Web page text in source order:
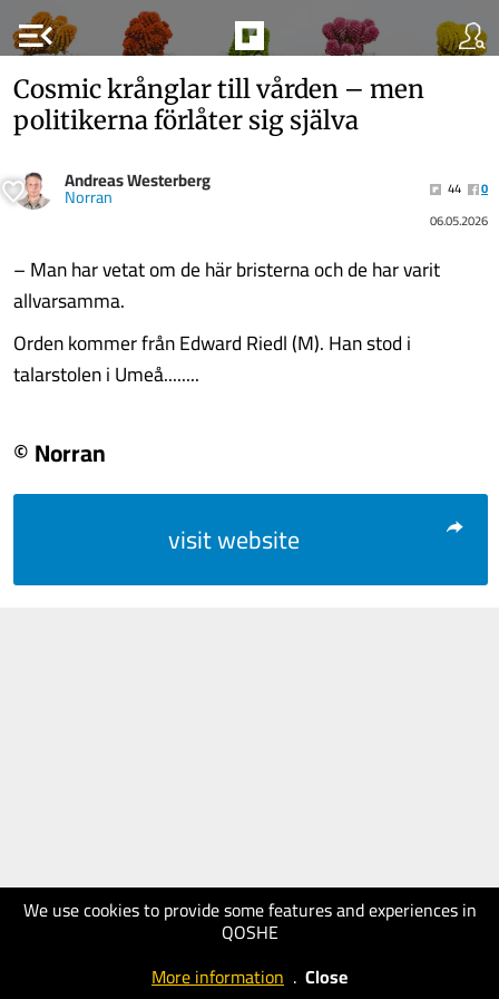
menu_open
We use cookies to provide some features and experiences in
QOSHE
More information . Close
Cosmic krånglar till vården – men
politikerna förlåter sig själva
Andreas Westerberg
Norran 44
0
06.05.2026
– Man har vetat om de här bristerna och de har varit
allvarsamma.
Orden kommer från Edward Riedl (M). Han stod i
talarstolen i Umeå........
© Norran
visit website